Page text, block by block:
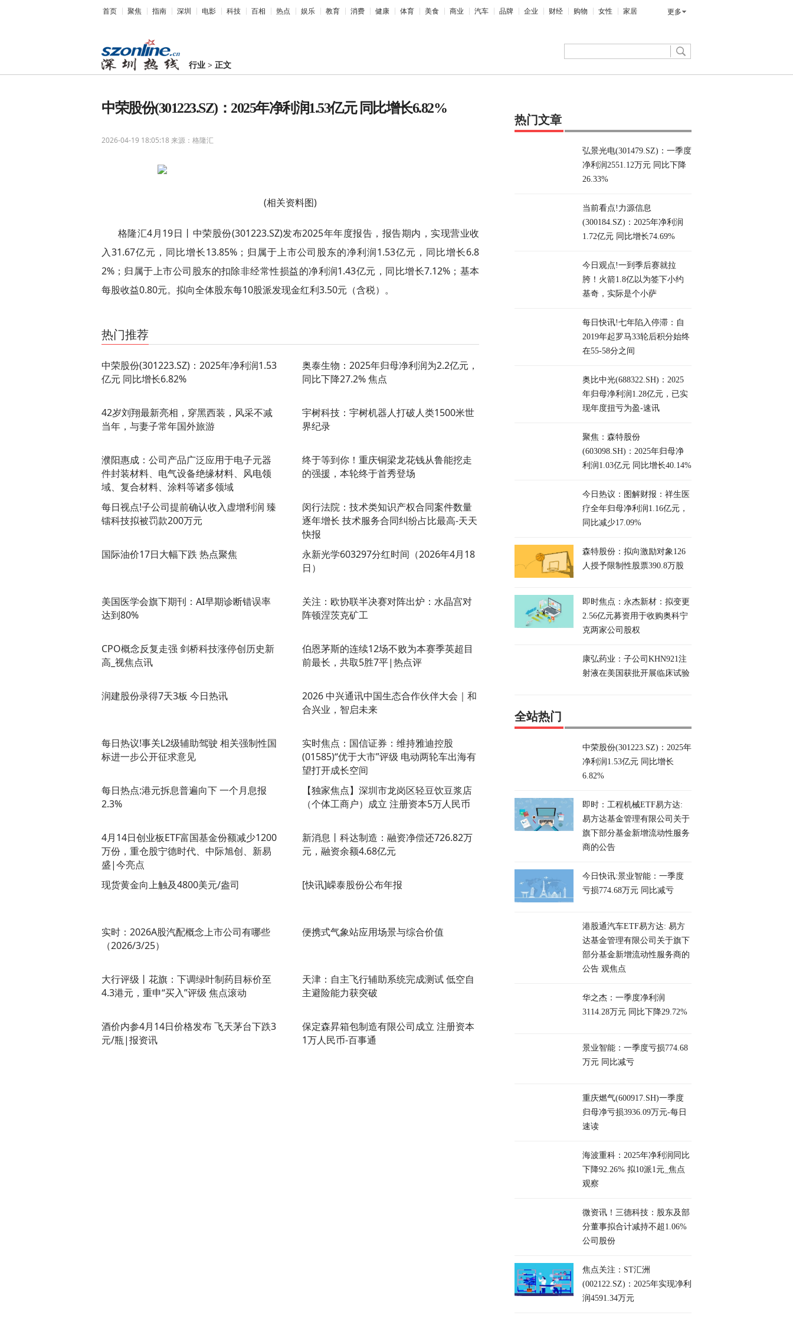
首页 聚焦 指南 深圳 电影 科技 百相 热点 娱乐 教育 消费 健康 体育 美食 商业 汽车 品牌 企业 财经 购物 女性 家居 更多
行业 >正文
中荣股份(301223.SZ)：2025年净利润1.53亿元 同比增长6.82%
2026-04-19 18:05:18 来源：格隆汇
(相关资料图)
格隆汇4月19日丨中荣股份(301223.SZ)发布2025年年度报告，报告期内，实现营业收
入31.67亿元，同比增长13.85%；归属于上市公司股东的净利润1.53亿元，同比增长6.8
2%；归属于上市公司股东的扣除非经常性损益的净利润1.43亿元，同比增长7.12%；基本
每股收益0.80元。拟向全体股东每10股派发现金红利3.50元（含税）。
热门推荐
中荣股份(301223.SZ)：2025年净利润1.53
亿元 同比增长6.82%
奥泰生物：2025年归母净利润为2.2亿元，
同比下降27.2% 焦点
42岁刘翔最新亮相，穿黑西装，风采不减
当年，与妻子常年国外旅游
宇树科技：宇树机器人打破人类1500米世
界纪录
濮阳惠成：公司产品广泛应用于电子元器
件封装材料、电气设备绝缘材料、风电领
域、复合材料、涂料等诸多领域
终于等到你！重庆铜梁龙花钱从鲁能挖走
的强援，本轮终于首秀登场
每日视点!子公司提前确认收入虚增利润 臻
镭科技拟被罚款200万元
闵行法院：技术类知识产权合同案件数量
逐年增长 技术服务合同纠纷占比最高-天天
快报
国际油价17日大幅下跌 热点聚焦
永新光学603297分红时间（2026年4月18
日）
美国医学会旗下期刊：AI早期诊断错误率
达到80%
关注：欧协联半决赛对阵出炉：水晶宫对
阵顿涅茨克矿工
CPO概念反复走强 剑桥科技涨停创历史新
高_视焦点讯
伯恩茅斯的连续12场不败为本赛季英超目
前最长，共取5胜7平|热点评
润建股份录得7天3板 今日热讯
2026 中兴通讯中国生态合作伙伴大会｜和
合兴业，智启未来
每日热议!事关L2级辅助驾驶 相关强制性国
标进一步公开征求意见
实时焦点：国信证券：维持雅迪控股
(01585)“优于大市”评级 电动两轮车出海有
望打开成长空间
每日热点:港元拆息普遍向下 一个月息报
2.3%
【独家焦点】深圳市龙岗区轻豆饮豆浆店
（个体工商户）成立 注册资本5万人民币
4月14日创业板ETF富国基金份额减少1200
万份，重仓股宁德时代、中际旭创、新易
盛|今亮点
新消息丨科达制造：融资净偿还726.82万
元，融资余额4.68亿元
现货黄金向上触及4800美元/盎司 [快讯]嵘泰股份公布年报
实时：2026A股汽配概念上市公司有哪些
（2026/3/25）
便携式气象站应用场景与综合价值
大行评级丨花旗：下调绿叶制药目标价至
4.3港元，重申“买入”评级 焦点滚动
天津：自主飞行辅助系统完成测试 低空自
主避险能力获突破
酒价内参4月14日价格发布 飞天茅台下跌3
元/瓶|报资讯
保定森昇箱包制造有限公司成立 注册资本
1万人民币-百事通
热门文章
弘景光电(301479.SZ)：一季度
净利润2551.12万元 同比下降
26.33%
当前看点!力源信息
(300184.SZ)：2025年净利润
1.72亿元 同比增长74.69%
今日观点!一到季后赛就拉
胯！火箭1.8亿以为签下小约
基奇，实际是个小萨
每日快讯!七年陷入停滞：自
2019年起罗马33轮后积分始终
在55-58分之间
奥比中光(688322.SH)：2025
年归母净利润1.28亿元，已实
现年度扭亏为盈-速讯
聚焦：森特股份
(603098.SH)：2025年归母净
利润1.03亿元 同比增长40.14%
今日热议：图解财报：祥生医
疗全年归母净利润1.16亿元，
同比减少17.09%
森特股份：拟向激励对象126
人授予限制性股票390.8万股
即时焦点：永杰新材：拟变更
2.56亿元募资用于收购奥科宁
克两家公司股权
康弘药业：子公司KHN921注
射液在美国获批开展临床试验
全站热门
中荣股份(301223.SZ)：2025年
净利润1.53亿元 同比增长
6.82%
即时：工程机械ETF易方达:
易方达基金管理有限公司关于
旗下部分基金新增流动性服务
商的公告
今日快讯:景业智能：一季度
亏损774.68万元 同比减亏
港股通汽车ETF易方达: 易方
达基金管理有限公司关于旗下
部分基金新增流动性服务商的
公告 观焦点
华之杰：一季度净利润
3114.28万元 同比下降29.72%
景业智能：一季度亏损774.68
万元 同比减亏
重庆燃气(600917.SH)一季度
归母净亏损3936.09万元-每日
速读
海波重科：2025年净利润同比
下降92.26% 拟10派1元_焦点
观察
微资讯！三德科技：股东及部
分董事拟合计减持不超1.06%
公司股份
焦点关注：ST汇洲
(002122.SZ)：2025年实现净利
润4591.34万元